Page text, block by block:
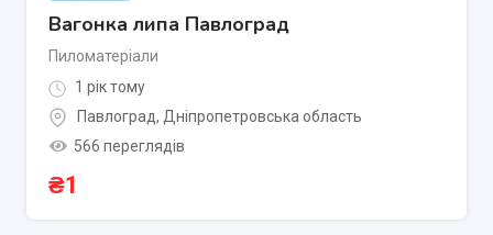
Вагонка липа Павлоград
Пиломатеріали
1 рік тому
Павлоград, Дніпропетровська область
566 переглядів
₴1